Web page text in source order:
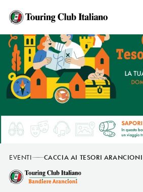
EVENTI CACCIA AI TESORI ARANCIONI